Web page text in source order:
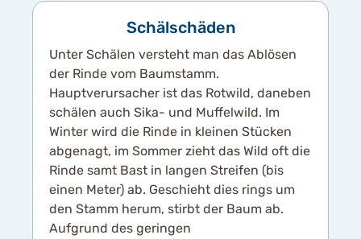
Schälschäden
Unter Schälen versteht man das Ablösen
der Rinde vom Baumstamm.
Hauptverursacher ist das Rotwild, daneben
schälen auch Sika- und Muffelwild. Im
Winter wird die Rinde in kleinen Stücken
abgenagt, im Sommer zieht das Wild oft die
Rinde samt Bast in langen Streifen (bis
einen Meter) ab. Geschieht dies rings um
den Stamm herum, stirbt der Baum ab.
Aufgrund des geringen